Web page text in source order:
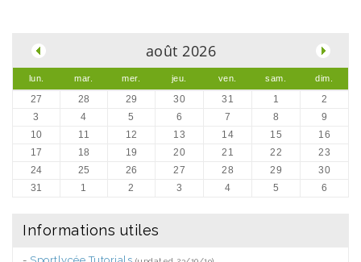
août 2026
lun. mar. mer. jeu. ven. sam. dim.
27 28 29 30 31 1
2
3
4 5 6 7 8
9
10
11 12 13 14 15
16
17
18 19 20 21 22
23
24
25 26 27 28 29
30
31
1 2 3 4 5 6
Informations utiles